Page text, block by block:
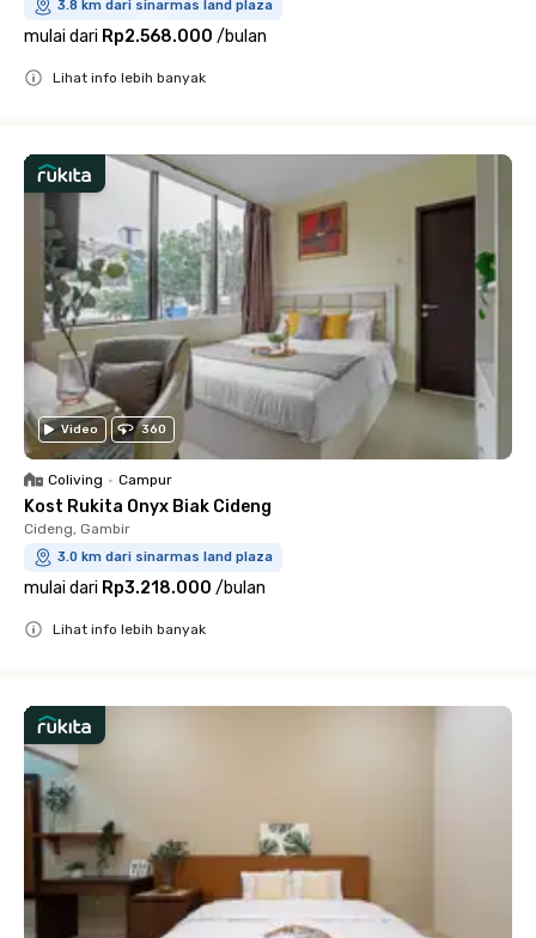
3.8 km dari sinarmas land plaza
mulai dari Rp2.568.000 /bulan
Lihat info lebih banyak
Video 360
Coliving • Campur
Kost Rukita Onyx Biak Cideng
Cideng, Gambir
3.0 km dari sinarmas land plaza
mulai dari Rp3.218.000 /bulan
Lihat info lebih banyak